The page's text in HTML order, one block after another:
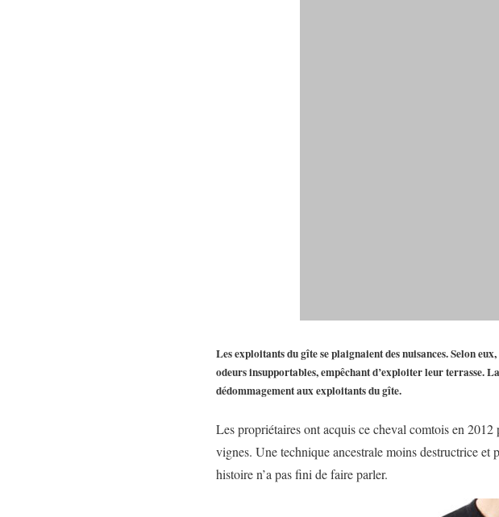
Les exploitants du gîte se plaignaient des nuisances. Selon
odeurs insupportables, empêchant d’exploiter leur terrasse.
dédommagement aux exploitants du gîte.
Les propriétaires ont acquis ce cheval comtois en
vignes. Une technique ancestrale moins destructrice et
histoire n’a pas fini de faire parler.